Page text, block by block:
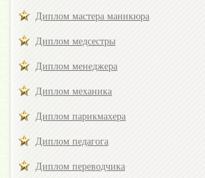
Диплом мастера маникюра
Диплом медсестры
Диплом менеджера
Диплом механика
Диплом парикмахера
Диплом педагога
Диплом переводчика